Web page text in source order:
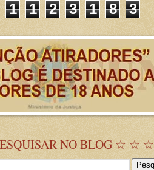
1
1 2 3 1 8 3
NO BLOG ☆ ☆ ☆